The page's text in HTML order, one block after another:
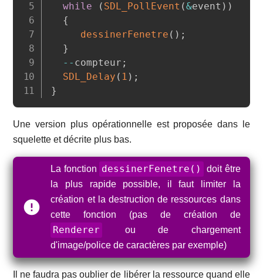
while
( SDL_PollEvent (&event ) )
{
dessinerFenetre ( ) ;
}
-- compteur ;
SDL_Delay ( 1 ) ;
}
Une version plus opérationnelle est proposée dans le
squelette et décrite plus bas.
La fonction dessinerFenetre()
doit être
la plus rapide possible, il faut limiter la
création et la destruction de ressources dans
cette fonction (pas de création de
Renderer
ou de chargement
d'image/police de caractères par exemple)
Il ne faudra pas oublier de libérer la ressource quand elle